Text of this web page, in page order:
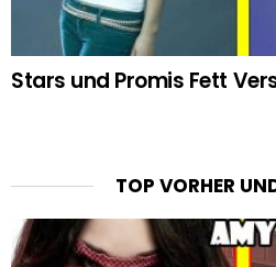
Stars und Promis Fett
TOP VORHER